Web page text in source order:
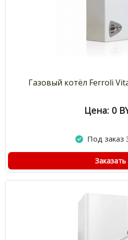
Газовый котёл Ferroli
Цена: 0
Под заказ
Заказать